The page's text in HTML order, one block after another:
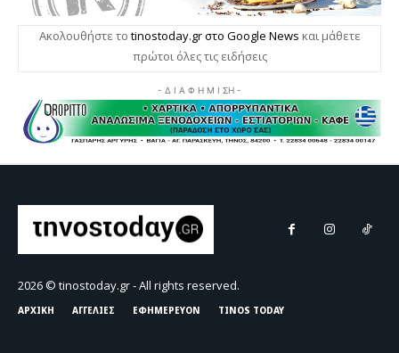
2026 © tinostoday.gr - All rights reserved.
ΑΡΧΙΚΗ ΑΓΓΕΛΙΕΣ ΕΦΗΜΕΡΕΥΟΝ TINOS TODAY